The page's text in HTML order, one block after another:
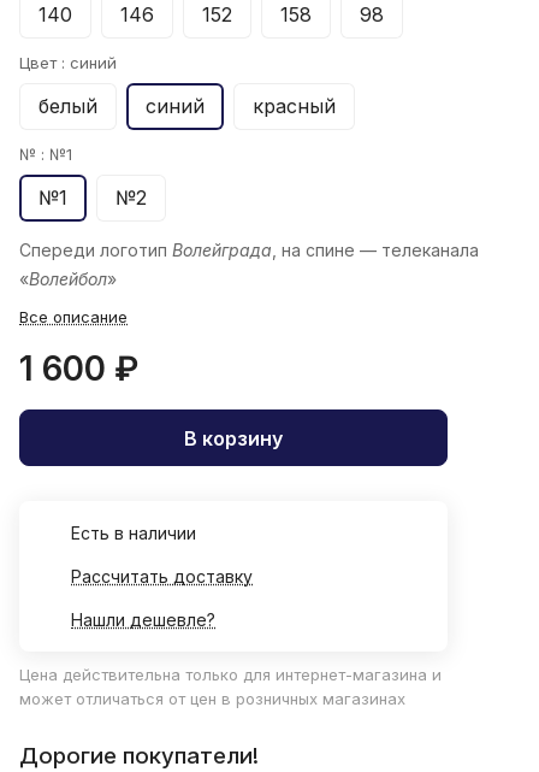
140 146 152 158 98
Цвет : синий
белый синий красный
№ : №1
№1 №2
Спереди логотип Волейграда, на спине — телеканала
«Волейбол»
Все описание
1 600 ₽
В корзину
Есть в наличии
Рассчитать доставку
Нашли дешевле?
Цена действительна только для интернет-магазина и
может отличаться от цен в розничных магазинах
Дорогие покупатели!